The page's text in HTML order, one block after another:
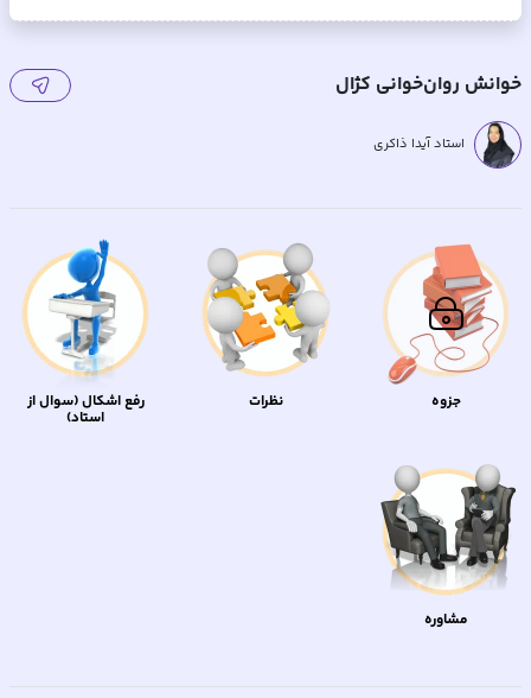
خوانش روان‌خوانی کژال
استاد آیدا ذاکری
جزوه نظرات رفع اشکال (سوال از
استاد)
مشاوره